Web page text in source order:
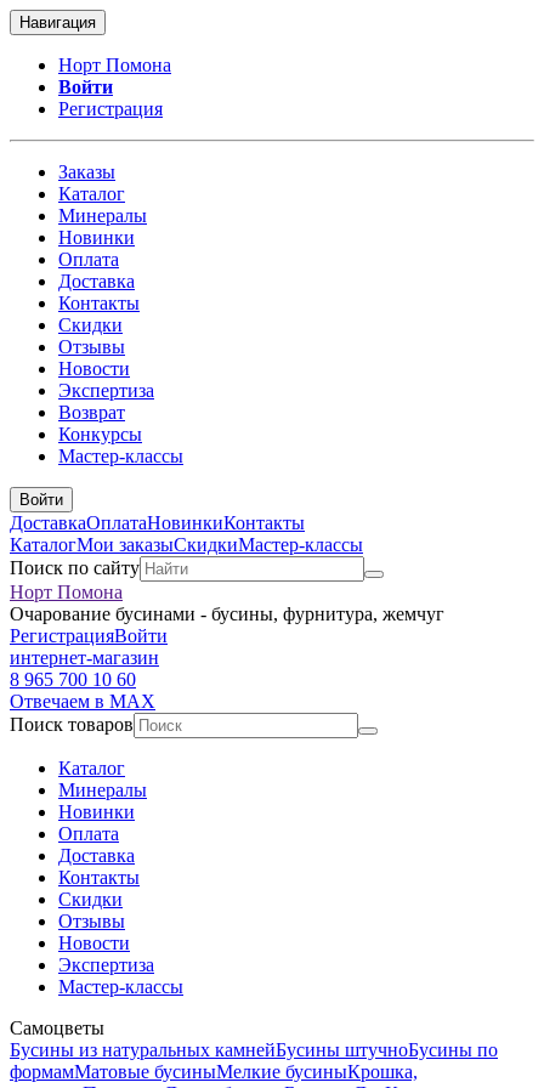
Навигация
Норт Помона
Войти
Регистрация
Заказы
Каталог
Минералы
Новинки
Оплата
Доставка
Контакты
Скидки
Отзывы
Новости
Экспертиза
Возврат
Конкурсы
Мастер-классы
Войти
ДоставкаОплатаНовинкиКонтакты
КаталогМои заказыСкидкиМастер-классы
Поиск по сайту
Норт Помона
Очарование бусинами - бусины, фурнитура, жемчуг
РегистрацияВойти
интернет-магазин
8 965 700 10 60
Отвечаем в MAX
Поиск товаров
Каталог
Минералы
Новинки
Оплата
Доставка
Контакты
Скидки
Отзывы
Новости
Экспертиза
Мастер-классы
Самоцветы
Бусины из натуральных камнейБусины штучноБусины по
формамМатовые бусиныМелкие бусиныКрошка,